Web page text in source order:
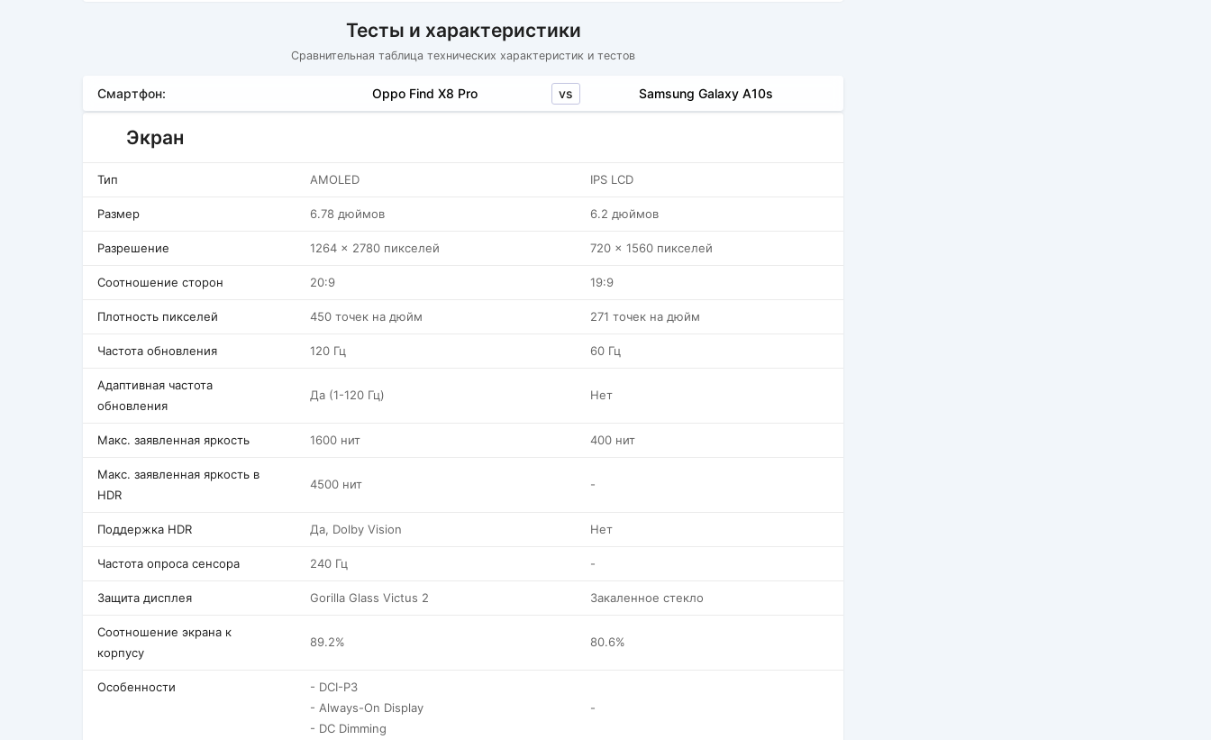
Тесты и характеристики
Сравнительная таблица технических характеристик и тестов
Смартфон: Oppo Find X8 Pro vs Samsung Galaxy A10s
Экран
Тип AMOLED IPS LCD
Размер 6.78 дюймов 6.2 дюймов
Разрешение 1264 x 2780 пикселей 720 x 1560 пикселей
Соотношение сторон 20:9 19:9
Плотность пикселей 450 точек на дюйм 271 точек на дюйм
Частота обновления 120 Гц 60 Гц
Адаптивная частота
обновления
Да (1-120 Гц) Нет
Макс. заявленная яркость 1600 нит 400 нит
Макс. заявленная яркость в
HDR
4500 нит -
Поддержка HDR Да, Dolby Vision Нет
Частота опроса сенсора 240 Гц -
Защита дисплея Gorilla Glass Victus 2 Закаленное стекло
Соотношение экрана к
корпусу
89.2% 80.6%
Особенности
- DCI-P3
- Always-On Display
- DC Dimming
-